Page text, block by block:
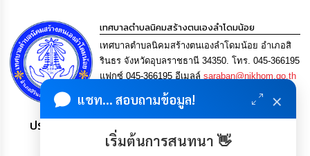
มาตรการ
ส่ง
เสริม
คุณธรรม
และ
ความ
โปร่งใส
แชท... สอบถามข้อมูล! ×
เริ่มต้นการสนทนา 👋
เทศบาลตำบลนิคมสร้างตนเองลำโดมน้อย
เทศบาลตำบลนิคมสร้างตนเองลำโดมน้อย อำเภอสิ
รินธร จังหวัดอุบลราชธานี 34350. โทร. 045-366195
แฟกซ์ 045-366195 อีเมลล์ saraban@nikhom.go.th
ประชาชน มีภูมิคุ้มกัน พึ่งพาตนเอง พอเพียง เป็นสุข